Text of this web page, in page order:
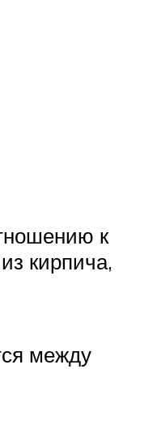
к
кирпича,
между